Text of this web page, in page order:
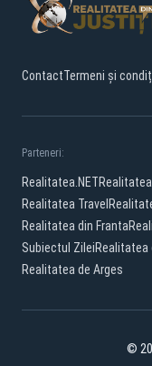
ContactTermeni și
Parteneri:
Realitatea.NET
Realitatea Travel
Realitatea din Franta
Subiectul ZileiRealitatea
Realitatea de Arges
©